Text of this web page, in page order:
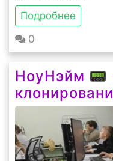
Подробнее
0
НоуНэйм 📟